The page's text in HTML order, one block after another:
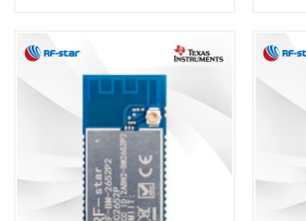
усилителем
мощности RF-BM-
2652P2